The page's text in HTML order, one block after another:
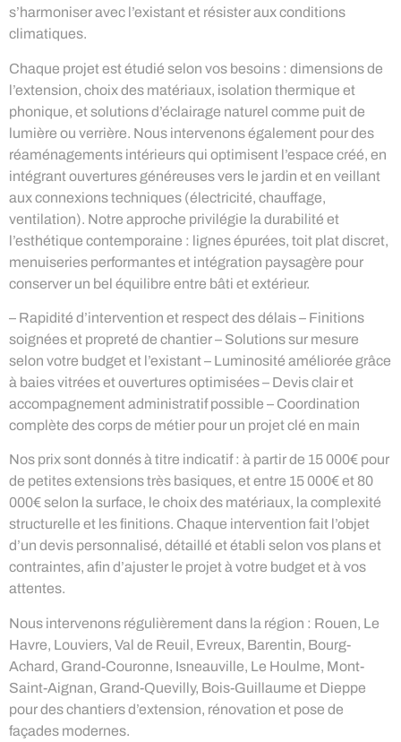
s’harmoniser avec l’existant et résister aux conditions
climatiques.
Chaque projet est étudié selon vos besoins : dimensions de
l’extension, choix des matériaux, isolation thermique et
phonique, et solutions d’éclairage naturel comme puit de
lumière ou verrière. Nous intervenons également pour des
réaménagements intérieurs qui optimisent l’espace créé, en
intégrant ouvertures généreuses vers le jardin et en veillant
aux connexions techniques (électricité, chauffage,
ventilation). Notre approche privilégie la durabilité et
l’esthétique contemporaine : lignes épurées, toit plat discret,
menuiseries performantes et intégration paysagère pour
conserver un bel équilibre entre bâti et extérieur.
– Rapidité d’intervention et respect des délais – Finitions
soignées et propreté de chantier – Solutions sur mesure
selon votre budget et l’existant – Luminosité améliorée grâce
à baies vitrées et ouvertures optimisées – Devis clair et
accompagnement administratif possible – Coordination
complète des corps de métier pour un projet clé en main
Nos prix sont donnés à titre indicatif : à partir de 15 000€ pour
de petites extensions très basiques, et entre 15 000€ et 80
000€ selon la surface, le choix des matériaux, la complexité
structurelle et les finitions. Chaque intervention fait l’objet
d’un devis personnalisé, détaillé et établi selon vos plans et
contraintes, afin d’ajuster le projet à votre budget et à vos
attentes.
Nous intervenons régulièrement dans la région : Rouen, Le
Havre, Louviers, Val de Reuil, Evreux, Barentin, Bourg-
Achard, Grand-Couronne, Isneauville, Le Houlme, Mont-
Saint-Aignan, Grand-Quevilly, Bois-Guillaume et Dieppe
pour des chantiers d’extension, rénovation et pose de
façades modernes.